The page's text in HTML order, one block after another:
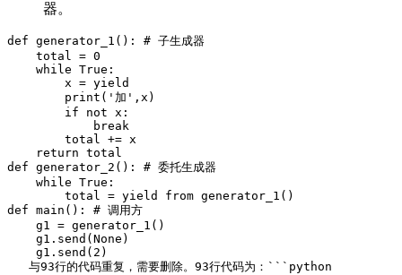
器。
def generator_1 () : # 子生成器
    total
= 0
    while
True :
        x
= yield
        print
( ' 加 ' , x )
        if
not x :
            break
        total
+= x
    return
total
def generator_2 () : # 委托生成器
    while
True :
        total
= yield from generator_1 ()
def main () : # 调用方
    g1
= generator_1 ()
    g1
. send ( None )
    g1
. send ( 2 )
   与93行的代码重复，需要删除。
93行代码为 ： ```python